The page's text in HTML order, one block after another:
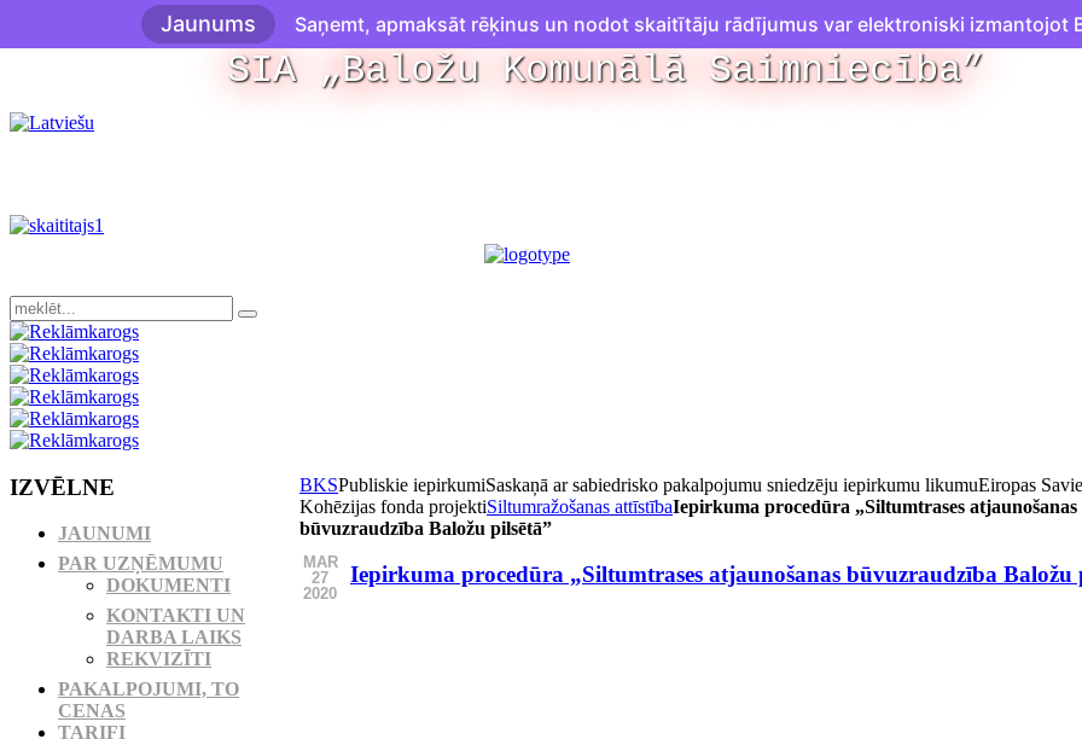
SIA „Baložu Komunālā Saimniecība”
BKSPubliskie iepirkumiSaskaņā ar sabiedrisko pakalpojumu sniedzēju iepirkumu likumuEiropas
Kohēzijas fonda projektiSiltumražošanas attīstībaIepirkuma procedūra „Siltumtrases atjaunošanas
būvuzraudzība Baložu pilsētā”
MAR
27
2020
Iepirkuma procedūra „Siltumtrases atjaunošanas būvuzraudzība Baložu
IZVĒLNE
JAUNUMI
PAR UZŅĒMUMU
DOKUMENTI
KONTAKTI UN
DARBA LAIKS
REKVIZĪTI
PAKALPOJUMI, TO
CENAS
TARIFI
Jaunums Saņemt, apmaksāt rēķinus un nodot skaitītāju rādījumus var elektroniski izmantojot